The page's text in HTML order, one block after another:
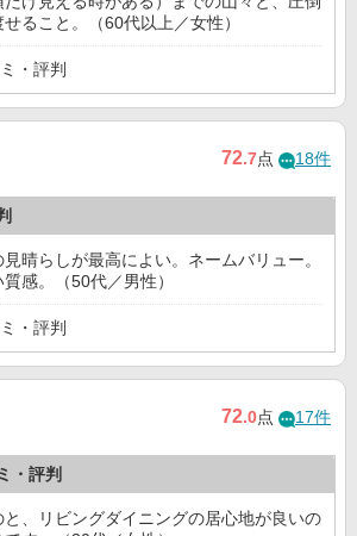
ること。（60代以上／女性）
・評判
72.7点 18件
晴らしが最高によい。ネームバリュー。
感。（50代／男性）
・評判
72.0点 17件
・評判
、リビングダイニングの居心地が良いの